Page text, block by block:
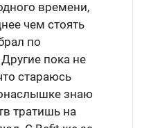
времени,
чем стоять
по
пока не
стараюсь
знаю
тратишь на